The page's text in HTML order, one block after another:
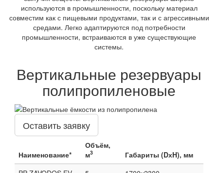
используются в промышленности, поскольку материал
совместим как с пищевыми продуктами, так и с агрессивными
средами. Легко адаптируются под потребности
промышленности, встраиваются в уже существующие
системы.
Вертикальные резервуары
полипропиленовые
Оставить заявку
Наименование*
Объём,
м3
Габариты (DхH), мм